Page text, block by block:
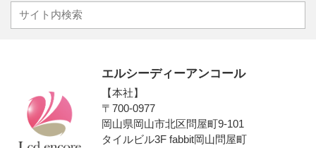
エルシーディーアンコール
【本社】
〒700-0977
岡山県岡山市北区問屋町9-101
タイルビル3F fabbit岡山問屋町